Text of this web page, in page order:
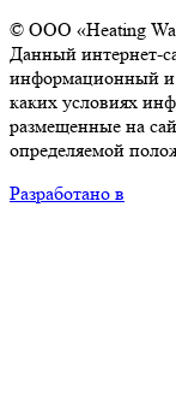
© ООО «Heating
Данный интернет-
информационный и
каких условиях
размещенные на
определяемой
Разработано в